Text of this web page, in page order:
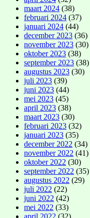
maart 2024 (38)
februari 2024 (37)
januari 2024 (44)
december 2023 (36)
november 2023 (30)
oktober 2023 (38)
september 2023 (38)
augustus 2023 (30)
juli 2023 (39)
juni 2023 (44)
mei 2023 (45)
april 2023 (38)
maart 2023 (30)
februari 2023 (32)
januari 2023 (35)
december 2022 (34)
november 2022 (41)
oktober 2022 (30)
september 2022 (35)
augustus 2022 (29)
juli 2022 (22)
juni 2022 (42)
mei 2022 (33)
april 2022 (32)